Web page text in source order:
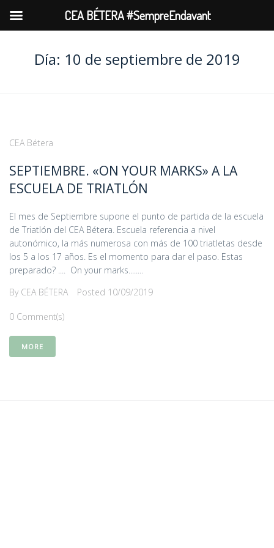
Día: 10 de septiembre de 2019
CEA Bétera
SEPTIEMBRE. «ON YOUR MARKS» A LA
ESCUELA DE TRIATLÓN
El mes de Septiembre supone el punto de partida de la escuela
de Triatlón del CEA Bétera. Escuela referencia a nivel
autonómico, la más numerosa con más de 100 triatletas desde
los 5 a los 17 años. Es el momento para dar el paso. Estas
preparado? .... On your marks........
By CEA BÉTERA Posted 10/09/2019
0 Comment(s)
MORE
CEA BÉTERA #SempreEndavant